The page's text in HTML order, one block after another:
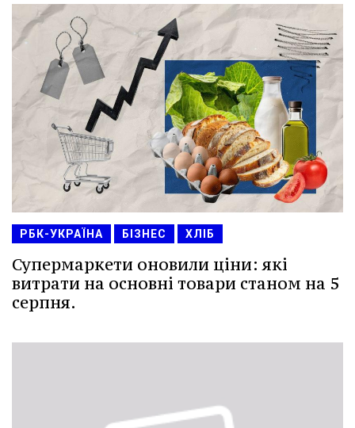
РБК-УКРАЇНА БІЗНЕС ХЛІБ
Супермаркети оновили ціни: які
витрати на основні товари станом на 5
серпня.